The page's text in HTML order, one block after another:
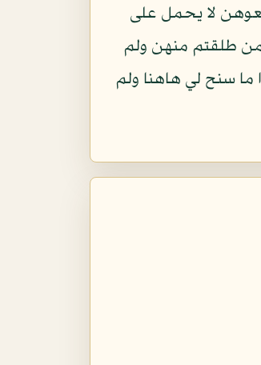
لا يحمل على
طلقتم منهن ولم
ما سنح لي هاهنا ولم